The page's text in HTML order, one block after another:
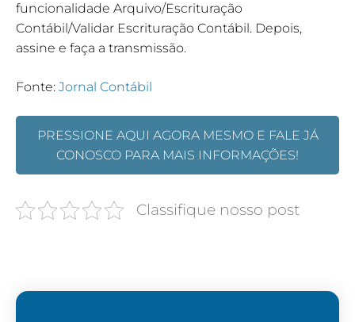
funcionalidade Arquivo/Escrituração
Contábil/Validar Escrituração Contábil. Depois,
assine e faça a transmissão.
Fonte: Jornal Contábil
PRESSIONE AQUI AGORA MESMO E FALE JÁ
CONOSCO PARA MAIS INFORMAÇÕES!
Classifique nosso post